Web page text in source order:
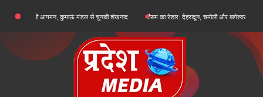
content
आगमन, कुमाऊं मंडल से चुनावी शंखनाद मौसम का रेडार: देहरादून, चमोली और बागेश्वर में ऑरेंज अलर्ट, शेष